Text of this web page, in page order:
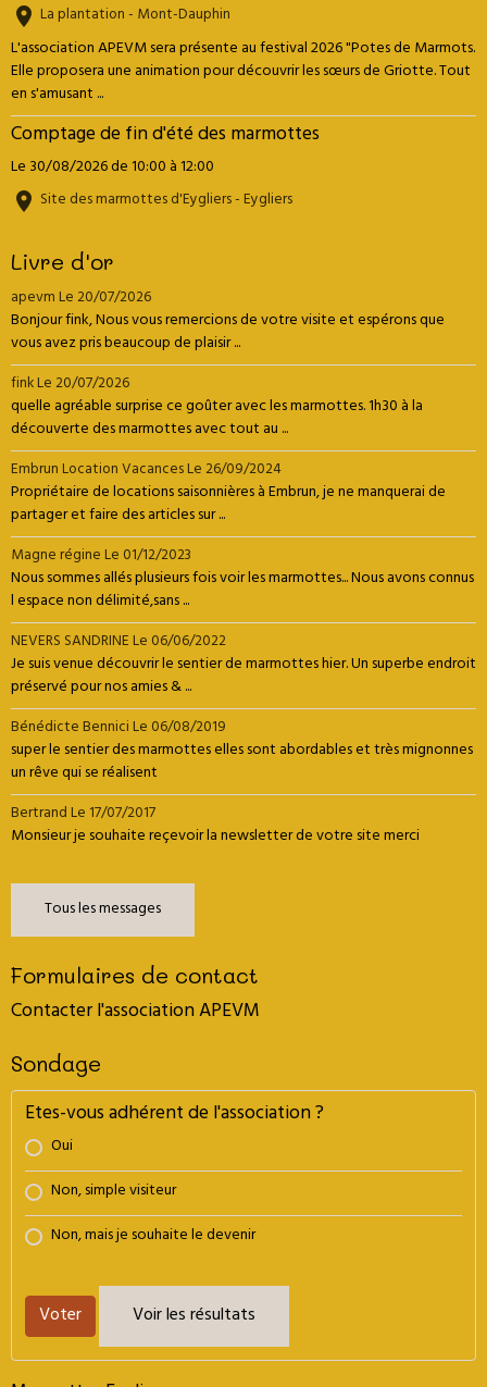
La plantation - Mont-Dauphin
L'association APEVM sera présente au festival 2026 "Potes de Marmots.
Elle proposera une animation pour découvrir les sœurs de Griotte. Tout
en s'amusant ...
Comptage de fin d'été des marmottes
Le 30/08/2026de 10:00à 12:00
Site des marmottes d'Eygliers - Eygliers
Livre d'or
apevmLe 20/07/2026
Bonjour fink, Nous vous remercions de votre visite et espérons que
vous avez pris beaucoup de plaisir ...
finkLe 20/07/2026
quelle agréable surprise ce goûter avec les marmottes. 1h30 à la
découverte des marmottes avec tout au ...
Embrun Location VacancesLe 26/09/2024
Propriétaire de locations saisonnières à Embrun, je ne manquerai de
partager et faire des articles sur ...
Magne régineLe 01/12/2023
Nous sommes allés plusieurs fois voir les marmottes... Nous avons connus
l espace non délimité,sans ...
NEVERS SANDRINELe 06/06/2022
Je suis venue découvrir le sentier de marmottes hier. Un superbe endroit
préservé pour nos amies & ...
Bénédicte BenniciLe 06/08/2019
super le sentier des marmottes elles sont abordables et très mignonnes
un rêve qui se réalisent
BertrandLe 17/07/2017
Monsieur je souhaite reçevoir la newsletter de votre site merci
Tous les messages
Formulaires de contact
Contacter l'association APEVM
Sondage
Etes-vous adhérent de l'association ?
Oui
Non, simple visiteur
Non, mais je souhaite le devenir
Voter Voir les résultats